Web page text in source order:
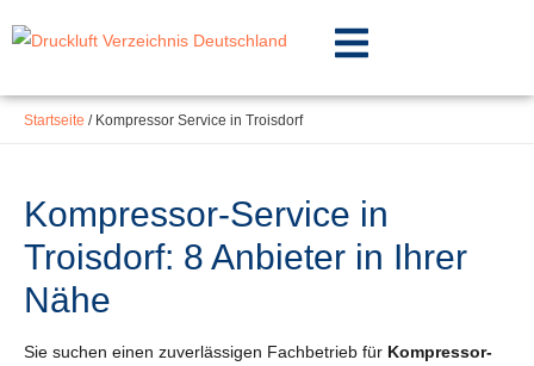
springen
Inhalt
Startseite / Kompressor Service in Troisdorf
Kompressor-Service in
Troisdorf: 8 Anbieter in Ihrer
Nähe
Sie suchen einen zuverlässigen Fachbetrieb für Kompressor-